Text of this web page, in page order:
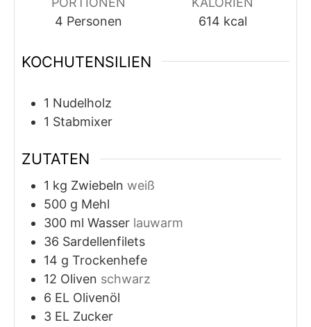
4 Personen
614 kcal
KOCHUTENSILIEN
1 Nudelholz
1 Stabmixer
ZUTATEN
1 kg Zwiebeln weiß
500 g Mehl
300 ml Wasser lauwarm
36 Sardellenfilets
14 g Trockenhefe
12 Oliven schwarz
6 EL Olivenöl
3 EL Zucker